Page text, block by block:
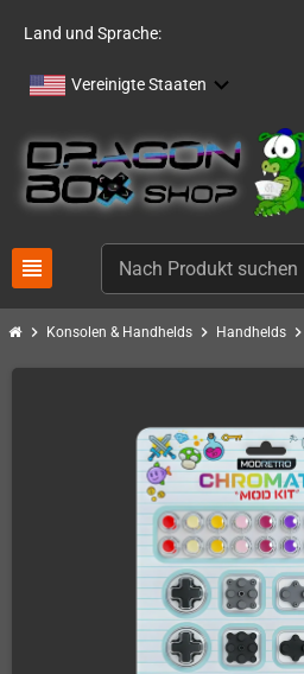
Land und Sprache:
Vereinigte Staaten
view_headline
chevron_right Konsolen & Handhelds chevron_right Handhelds chevron_right